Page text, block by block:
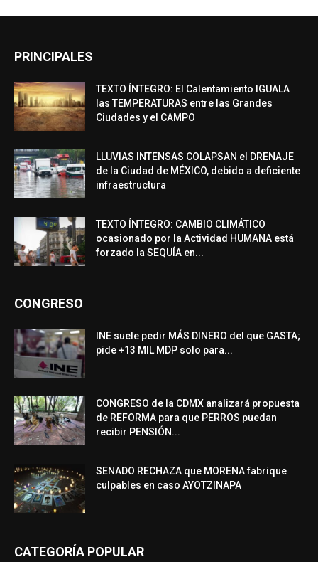
PRINCIPALES
TEXTO ÍNTEGRO: El Calentamiento IGUALA
las TEMPERATURAS entre las Grandes
Ciudades y el CAMPO
LLUVIAS INTENSAS COLAPSAN el DRENAJE
de la Ciudad de MÉXICO, debido a deficiente
infraestructura
TEXTO ÍNTEGRO: CAMBIO CLIMÁTICO
ocasionado por la Actividad HUMANA está
forzado la SEQUÍA en...
CONGRESO
INE suele pedir MÁS DINERO del que GASTA;
pide +13 MIL MDP solo para...
CONGRESO de la CDMX analizará propuesta
de REFORMA para que PERROS puedan
recibir PENSIÓN...
SENADO RECHAZA que MORENA fabrique
culpables en caso AYOTZINAPA
CATEGORÍA POPULAR